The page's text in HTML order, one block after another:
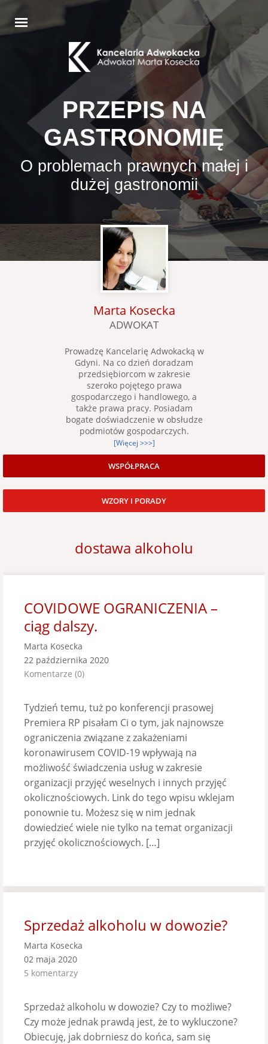
PRZEPIS NA
GASTRONOMIĘ
O problemach prawnych małej i
dużej gastronomii
Marta Kosecka
ADWOKAT
Prowadzę Kancelarię Adwokacką w
Gdyni. Na co dzień doradzam
przedsiębiorcom w zakresie
szeroko pojętego prawa
gospodarczego i handlowego, a
także prawa pracy. Posiadam
bogate doświadczenie w obsłudze
podmiotów gospodarczych.
[Więcej >>>]
WSPÓŁPRACA
WZORY I PORADY
dostawa alkoholu
COVIDOWE OGRANICZENIA –
ciąg dalszy.
Marta Kosecka
22 października 2020
Komentarze (0)
Tydzień temu, tuż po konferencji prasowej
Premiera RP pisałam Ci o tym, jak najnowsze
ograniczenia związane z zakażeniami
koronawirusem COVID-19 wpływają na
możliwość świadczenia usług w zakresie
organizacji przyjęć weselnych i innych przyjęć
okolicznościowych. Link do tego wpisu wklejam
ponownie tu. Możesz się w nim jednak
dowiedzieć wiele nie tylko na temat organizacji
przyjęć okolicznościowych. […]
Sprzedaż alkoholu w dowozie?
Marta Kosecka
02 maja 2020
5 komentarzy
Sprzedaż alkoholu w dowozie? Czy to możliwe?
Czy może jednak prawdą jest, że to wykluczone?
Obiecuję, jak dobrniesz do końca, sam się